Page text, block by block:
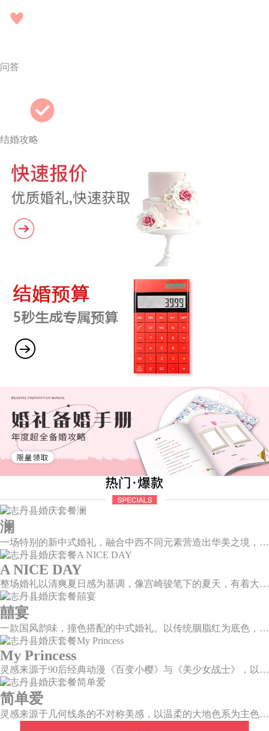
问答
结婚攻略
澜
一场特别的新中式婚礼，融合中西不同元素营造出华美之境，有庄严浪漫的西式证婚，也有含蓄深情的中式感恩，从古典到现代，从前世到今生，爱，隽永铭刻。
A NICE DAY
整场婚礼以清爽夏日感为基调，像宫崎骏笔下的夏天，有着大朵大朵像棉花糖似的白云，有蔚蓝蔚蓝的天空和青绿青绿的草地，有着童话世界里干净纯洁的美好，有着日系画风下的治愈感。
囍宴
一款国风韵味，撞色搭配的中式婚礼。以传统胭脂红为底色，黛蓝色花鸟点缀其中，热情的红色和低调的古风书画色相辅相成。
My Princess
灵感来源于90后经典动漫《百变小樱》与《美少女战士》，以柔美梦幻的马卡龙色系为主色调，融合精灵萌宠与星星魔法阵等元素，为遗落凡间的公主搭建一个召唤王子的舞台。
简单爱
灵感来源于几何线条的不对称美感，以温柔的大地色系为主色调，空间上，利用几何线条进行完美切割，配以柔和色系的花艺点缀，构造了一个温馨柔和、清新复古的空间。